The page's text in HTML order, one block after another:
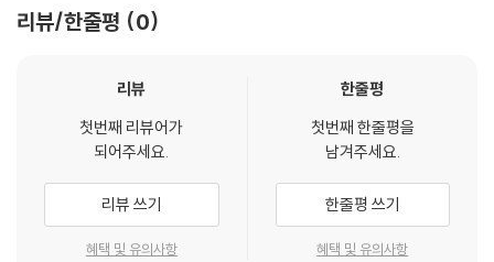
이). 로마가 지배를 통한 평화라는 신적 사명을 가졌다고 믿었을 수는 있지
만, 우리가 방금 살펴보았듯이 바울은 원수 사랑을 통해 화해와 인류의 번
---「5장 평화의 복음 구현하기(I): 개요」 중에서
에서 바울은 이사야 52:7의 평화 선포자를 그리스도로 해석했지만, 이제
그는 그 이미지를 교회에 적용한다. 이것은 무슨 의미일까? 근본적으로 이
것은 이제 교회가 그리스도 안에서 시작된 하나님의 사역에 동참한다는 것
- 이민규 (한국성서대학교 신약학 교수)
이 책은 바울의 주요 서신들을 선교적 해석학의 틀 속에서 재조명하되, 각
하나님의 선교를 구현하고, 이에 전방위적으로 참여해야 할 것을 역설한
다. 바울신학과 선교학의 긴밀한 학제적 대화의 진풍경을 담아낸 이런 책
들이 많이 나올 때 바울 서신에 대한 해석은 균형을 잡아가며, 그 본래적인
취지와 배경이 좀 더 종합적으로 이해될 수 있을 것이다. 이 책은 이러한 절
박한 실천적 요청과 실험의 연장선상에서 기획된 적실한 도전으로 평가된
리뷰/한줄평 0
리뷰
첫번째 리뷰어가
되어주세요.
리뷰 쓰기
혜택 및 유의사항
한줄평
첫번째 한줄평을
남겨주세요.
한줄평 쓰기
혜택 및 유의사항